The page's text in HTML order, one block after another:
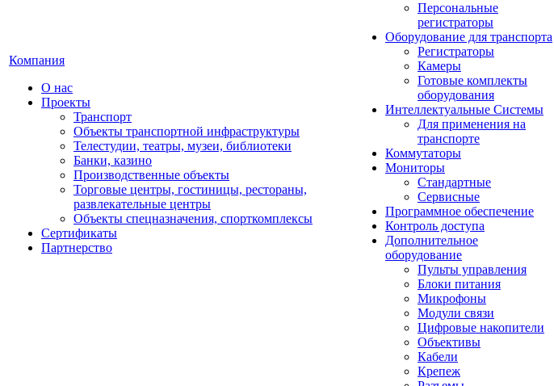
Компания
О нас
Проекты
Транспорт
Объекты транспортной инфраструктуры
Телестудии, театры, музеи, библиотеки
Банки, казино
Производственные объекты
Торговые центры, гостиницы, рестораны,
развлекательные центры
Объекты спецназначения, спорткомплексы
Сертификаты
Партнерство
Персональные
регистраторы
Оборудование для транспорта
Регистраторы
Камеры
Готовые комплекты
оборудования
Интеллектуальные Системы
Для применения на
транспорте
Коммутаторы
Мониторы
Стандартные
Сервисные
Программное обеспечение
Контроль доступа
Дополнительное
оборудование
Пульты управления
Блоки питания
Микрофоны
Модули связи
Цифровые накопители
Объективы
Кабели
Крепеж